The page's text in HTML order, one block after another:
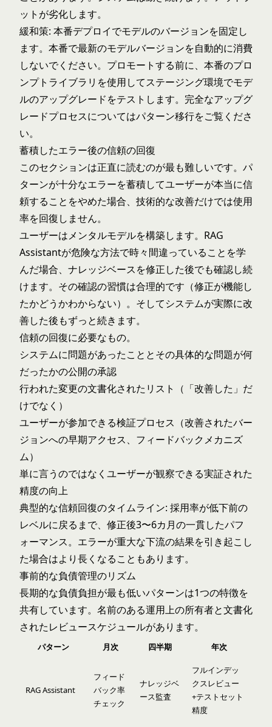
ットが劣化します。
緩和策: 本番デプロイでモデルのバージョンを固定し
ます。本番で最新のモデルバージョンを自動的に消費
しないでください。プロモートする前に、本番のプロ
ンプトライブラリを使用してステージング環境でモデ
ルのアップグレードをテストします。完全なアップグ
レードプロセスについてはパターン移行をご覧くださ
い。
蓄積したエラー後の信頼の回復
このセクションは正直に読むのが最も難しいです。パ
ターンが十分なエラーを蓄積してユーザーが本当に信
頼することをやめた場合、技術的な改善だけでは使用
率を回復しません。
ユーザーはメンタルモデルを構築します。RAG
Assistantが危険な方法で時々間違っていることを学
んだ場合、ナレッジベースを修正した後でも確認し続
けます。その確認の習慣は合理的です（修正が機能し
たかどうかわからない）。そしてシステムが実際に改
善した後もずっと続きます。
信頼の回復に必要なもの。
システムに問題があったこととその具体的な問題が何
だったかの公開の承認
行われた変更の文書化されたリスト（「改善した」だ
けでなく）
ユーザーが参加できる検証プロセス（改善されたバー
ジョンへの早期アクセス、フィードバックメカニズ
ム）
単に言うのではなくユーザーが観察できる実証された
精度の向上
典型的な信頼回復のタイムライン: 採用率が低下前の
レベルに戻るまで、修正後3〜6カ月の一貫したパフ
ォーマンス。エラーが重大な下流の結果を引き起こし
た場合はより長くなることもあります。
事前的な負債管理のリズム
長期的な負債負担が最も低いパターンは1つの特徴を
共有しています。名前のある運用上の所有者と文書化
されたレビュースケジュールがあります。
パターン 月次 四半期 年次
RAG Assistant
フィード
バック率
チェック
ナレッジベ
ース監査
フルインデッ
クスレビュー
+テストセット
精度